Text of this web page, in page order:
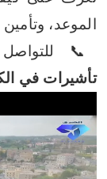
الموعد،
📞
تأشيرات في